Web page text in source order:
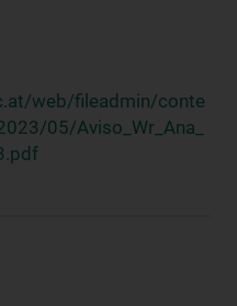
web/fileadmin/conte
05/Aviso_Wr_Ana_